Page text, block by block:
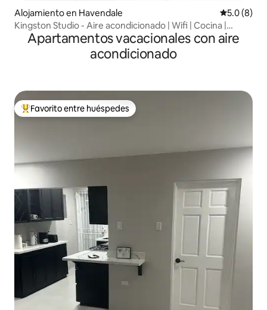
Alojamiento en Havendale
5.0 (8)
Kingston Studio - Aire acondicionado | Wifi | Cocina |
Tranquilo
Apartamentos vacacionales con aire
acondicionado
Favorito entre huéspedes preferido
Favorito entre huéspedes